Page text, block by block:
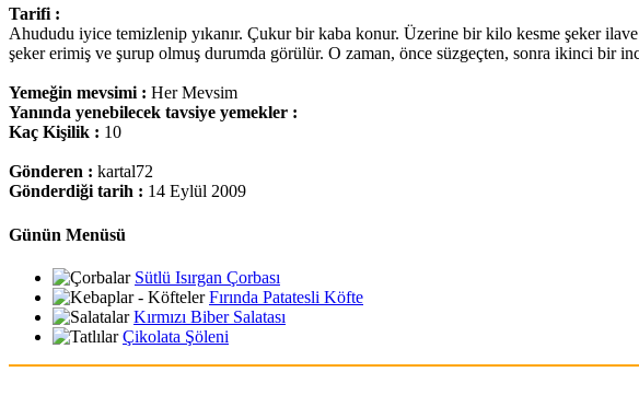
Tarifi :
Ahududu iyice temizlenip yıkanır. Çukur bir kaba konur. Üzerine bir kilo kesme şeker
şeker erimiş ve şurup olmuş durumda görülür. O zaman, önce süzgeçten, sonra ikinci bir
Yemeğin mevsimi : Her Mevsim
Yanında yenebilecek tavsiye yemekler :
Kaç Kişilik : 10
Gönderen : kartal72
Gönderdiği tarih : 14 Eylül 2009
Günün Menüsü
Sütlü Isırgan Çorbası
Fırında Patatesli Köfte
Kırmızı Biber Salatası
Çikolata Şöleni